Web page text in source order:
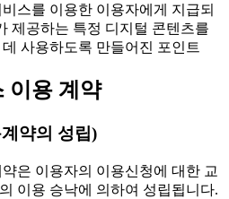
스를 이용한 이용자에게 지급되
제공하는 특정 디지털 콘텐츠를
사용하도록 만들어진 포인트
이용 계약
약의 성립)
은 이용자의 이용신청에 대한 교
이용 승낙에 의하여 성립됩니다.